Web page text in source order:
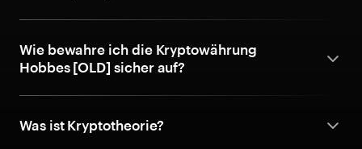
Wie bewahre ich die Kryptowährung
Hobbes [OLD] sicher auf?
Was ist Kryptotheorie?